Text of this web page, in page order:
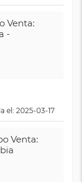
Venta:
-
el: 2025-03-17
Venta: